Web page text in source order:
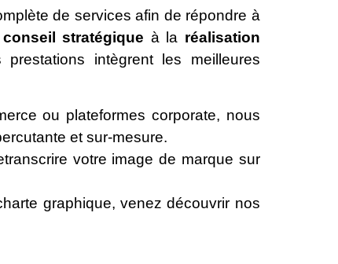
de services afin de répondre à
conseil stratégique à la réalisation
intègrent les meilleures
ou plateformes corporate, nous
et sur-mesure.
votre image de marque sur
graphique, venez découvrir nos